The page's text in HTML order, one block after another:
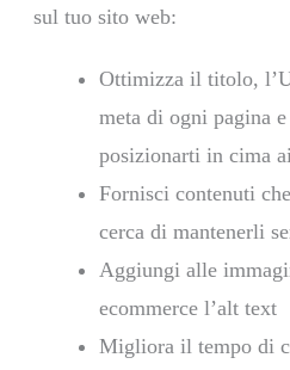
sul tuo sito web:
Ottimizza il titolo,
meta di ogni pagina
posizionarti in cima
Fornisci contenuti
cerca di mantenerli
Aggiungi alle
ecommerce l’alt text
Migliora il tempo di